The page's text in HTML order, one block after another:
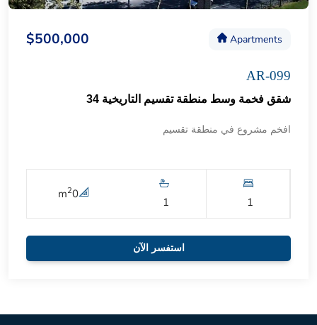
Apartments
$500,000
AR-099
شقق فخمة وسط منطقة تقسيم التاريخية 34
افخم مشروع في منطقة تقسيم
1
1
0
m2
استفسر الآن